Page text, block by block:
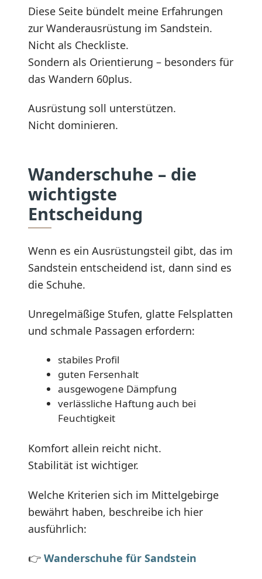
Diese Seite bündelt meine Erfahrungen
zur Wanderausrüstung im Sandstein.
Nicht als Checkliste.
Sondern als Orientierung – besonders für
das Wandern 60plus.
Ausrüstung soll unterstützen.
Nicht dominieren.
Wanderschuhe – die
wichtigste
Entscheidung
Wenn es ein Ausrüstungsteil gibt, das im
Sandstein entscheidend ist, dann sind es
die Schuhe.
Unregelmäßige Stufen, glatte Felsplatten
und schmale Passagen erfordern:
stabiles Profil
guten Fersenhalt
ausgewogene Dämpfung
verlässliche Haftung auch bei
Feuchtigkeit
Komfort allein reicht nicht.
Stabilität ist wichtiger.
Welche Kriterien sich im Mittelgebirge
bewährt haben, beschreibe ich hier
ausführlich:
👉 Wanderschuhe für Sandstein